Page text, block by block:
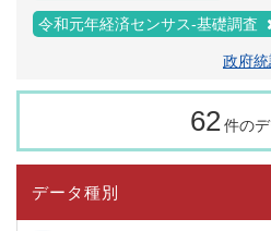
令和元年経済センサス‐基礎調査
政府統
62 件の
データ種別